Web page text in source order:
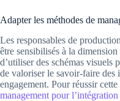
Adapter les méthodes de
Les responsables de
être sensibilisés à la
d’utiliser des schémas visuels
de valoriser le savoir-faire
engagement. Pour réussir
management pour